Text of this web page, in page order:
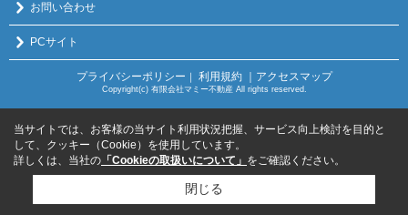
お問い合わせ
PCサイト
プライバシーポリシー 利用規約 ｜アクセスマップ
Copyright(c) 有限会社マミー不動産 All rights reserved.
当サイトでは、お客様の当サイト利用状況把握、サービス向上検討を目的と
して、クッキー（Cookie）を使用しています。
詳しくは、当社の 「Cookieの取扱いについて」 をご確認ください。
閉じる